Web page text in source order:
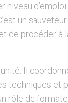
niveau d’emploi
un
de procéder à
Il
techniques et
rôle de